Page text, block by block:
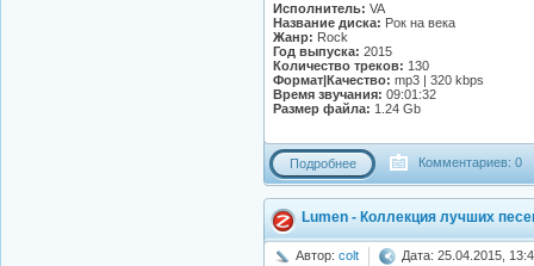
Исполнитель: VA
Название диска: Рок на века
Жанр: Rock
Год выпуска: 2015
Количество треков: 130
Формат|Качество: mp3 | 320 kbps
Время звучания: 09:01:32
Размер файла: 1.24 Gb
Подробнее Комментариев: 0
Lumen - Коллекция лучших
Автор: colt Дата: 25.04.2015,